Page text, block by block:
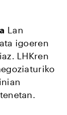
Lan
igoeren
LHKren